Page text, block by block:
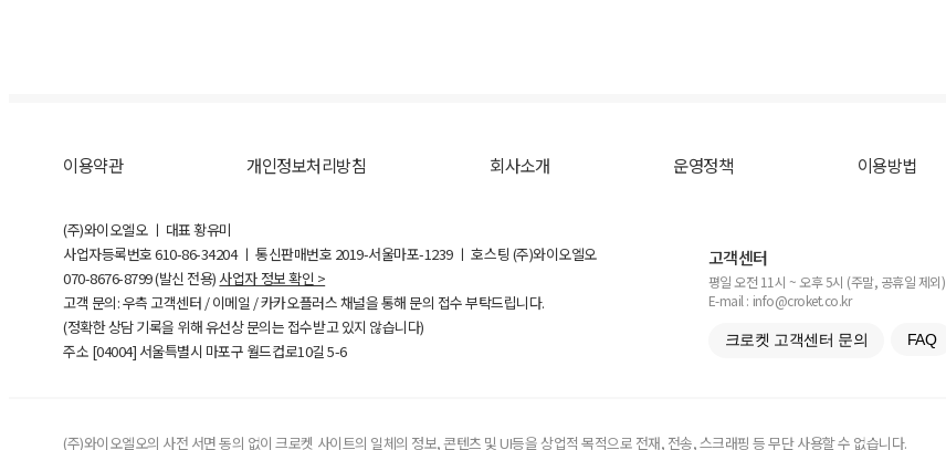
이용약관 개인정보처리방침 회사소개 운영정책 이용방법
(주)와이오엘오 ㅣ 대표 황유미
사업자등록번호610-86-34204ㅣ 통신판매번호 2019-서울마포-1239 ㅣ 호스팅 (주)와이오엘오
070-8676-8799 (발신 전용) 사업자 정보 확인 >
고객 문의: 우측 고객센터 / 이메일 / 카카오플러스 채널을 통해 문의 접수 부탁드립니다.
(정확한 상담 기록을 위해 유선상 문의는 접수받고 있지 않습니다)
주소 [04004] 서울특별시 마포구 월드컵로10길5-6
고객센터
평일 오전 11시 ~ 오후 5시 (주말, 공휴일 제외)
E-mail : info@croket.co.kr
크로켓 고객센터 문의 FAQ
(주)와이오엘오의 사전 서면 동의 없이 크로켓 사이트의 일체의 정보, 콘텐츠 및 UI등을 상업적 목적으로 전재, 전송, 스크래핑 등 무단 사용할 수 없습니다.